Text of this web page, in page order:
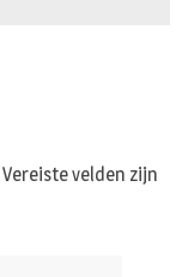
Vereiste velden zijn